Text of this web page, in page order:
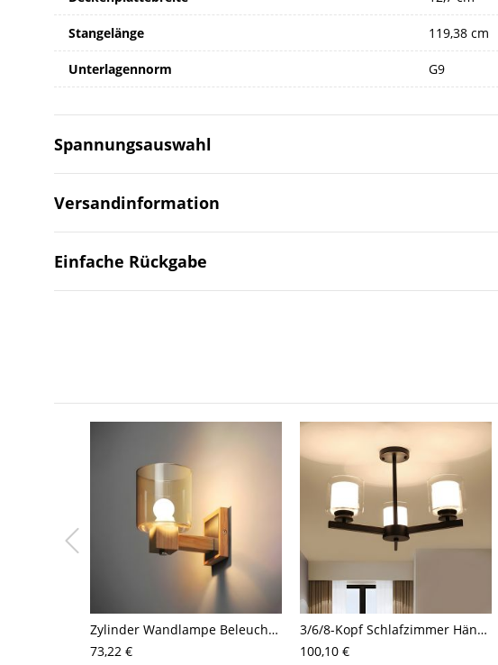
Stangelänge 119,38 cm
Unterlagennorm G9
Spannungsauswahl
Versandinformation
Einfache Rückgabe
Zylinder Wandlampe Beleuchtung Modernes Cognac Glas 1 Kopf Schlafzimmer Wandmontage Lampe aus Holz
73,22 €
3/6/8-Kopf Schlafzimmer Hängelampe Moderner Stil Schwarz/Gold/Silber Kronleuchter mit zylindrischem klarem Glasschirm
100,10 €